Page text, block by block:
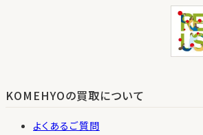
KOMEHYOの買取について
よくあるご質問